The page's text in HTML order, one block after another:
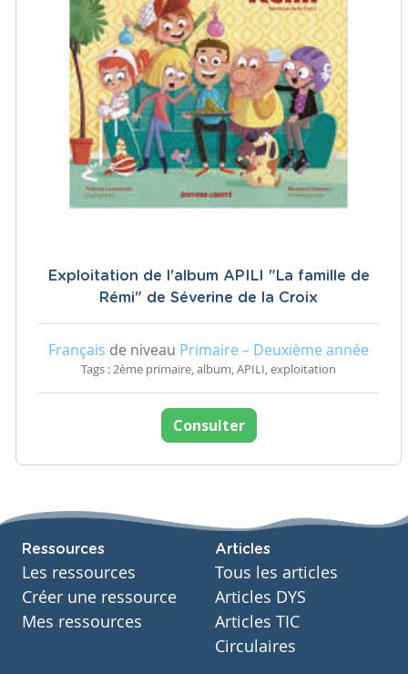
Exploitation de l'album APILI "La famille de
Rémi" de Séverine de la Croix
Français de niveau Primaire – Deuxième année
Tags : 2ème primaire, album, APILI, exploitation
Consulter
Ressources
Les ressources
Créer une ressource
Mes ressources
Articles
Tous les articles
Articles DYS
Articles TIC
Circulaires